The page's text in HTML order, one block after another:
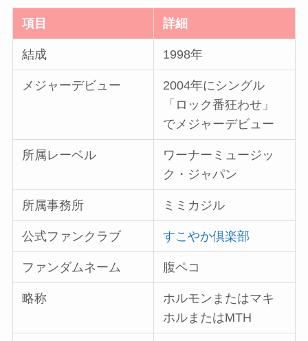
項目 詳細
結成 1998年
メジャーデビュー
2004年にシングル
「ロック番狂わせ」
でメジャーデビュー
所属レーベル
ワーナーミュージッ
ク・ジャパン
所属事務所 ミミカジル
公式ファンクラブ すこやか倶楽部
ファンダムネーム 腹ペコ
略称
ホルモンまたはマキ
ホルまたはMTH